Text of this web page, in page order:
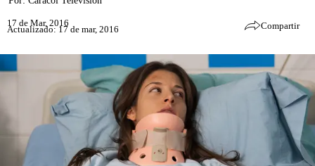
17 de Mar, 2016
Actualizado: 17 de mar, 2016 Compartir